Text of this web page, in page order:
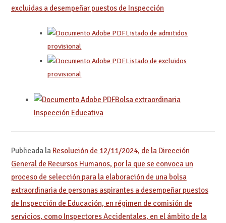
excluidas a desempeñar puestos de Inspección
Listado de admitidos
provisional
Listado de excluidos
provisional
Bolsa extraordinaria
Inspección Educativa
Publicada la Resolución de 12/11/2024, de la Dirección
General de Recursos Humanos, por la que se convoca un
proceso de selección para la elaboración de una bolsa
extraordinaria de personas aspirantes a desempeñar puestos
de Inspección de Educación, en régimen de comisión de
servicios, como Inspectores Accidentales, en el ámbito de la